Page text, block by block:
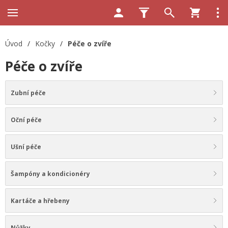
Úvod / Kočky / Péče o zvíře
Péče o zvíře
Zubní péče
Oční péče
Ušní péče
Šampóny a kondicionéry
Kartáče a hřebeny